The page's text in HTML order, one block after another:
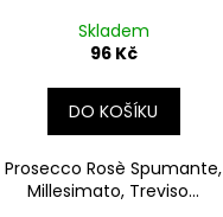
Skladem
96 Kč
DO KOŠÍKU
Prosecco Rosè Spumante,
Millesimato, Treviso...